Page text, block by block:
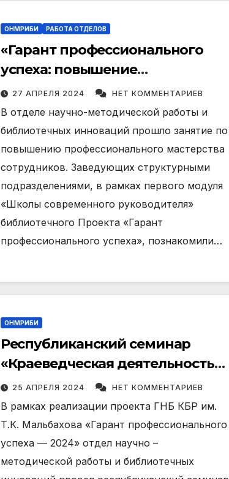
ОНМРИБИ РАБОТА ОТДЕЛОВ
«Гарант профессионального
успеха: повышение
квалификации – 2024 год»
27 АПРЕЛЯ 2024 НЕТ КОММЕНТАРИЕВ
В отделе научно-методической работы и
библиотечных инноваций прошло занятие по
повышению профессионального мастерства
сотрудников. Заведующих структурными
подразделениями, в рамках первого модуля
«Школы современного руководителя»
библиотечного Проекта «Гарант
профессионального успеха», познакомили…
ОНМРИБИ
Республиканский семинар
«Краеведческая деятельность
общедоступных библиотек
Кабардино-Балкарии на
современном этапе: новые
задачи и новые возможности».
25 АПРЕЛЯ 2024 НЕТ КОММЕНТАРИЕВ
В рамках реализации проекта ГНБ КБР им.
Т.К. Мальбахова «Гарант профессионального
успеха — 2024» отдел научно –
методической работы и библиотечных